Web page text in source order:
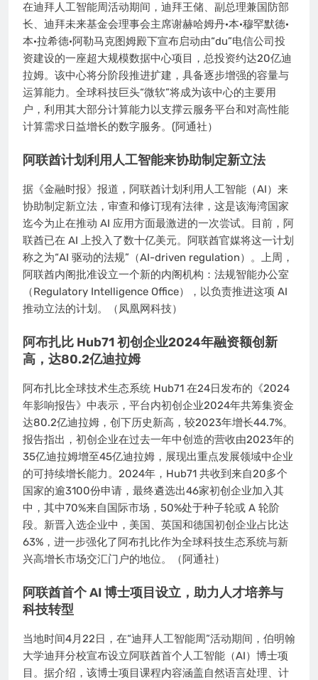
在迪拜人工智能周活动期间，迪拜王储、副总理兼国防部
长、迪拜未来基金会理事会主席谢赫哈姆丹·本·穆罕默德·
本·拉希德·阿勒马克图姆殿下宣布启动由“du”电信公司投
资建设的一座超大规模数据中心项目，总投资约达20亿迪
拉姆。该中心将分阶段推进扩建，具备逐步增强的容量与
运算能力。全球科技巨头“微软”将成为该中心的主要用
户，利用其大部分计算能力以支撑云服务平台和对高性能
计算需求日益增长的数字服务。(阿通社）
阿联酋计划利用人工智能来协助制定新立法
据《金融时报》报道，阿联酋计划利用人工智能（AI）来
协助制定新立法，审查和修订现有法律，这是该海湾国家
迄今为止在推动 AI 应用方面最激进的一次尝试。目前，阿
联酋已在 AI 上投入了数十亿美元。阿联酋官媒将这一计划
称之为“AI 驱动的法规”（AI-driven regulation）。上周，
阿联酋内阁批准设立一个新的内阁机构：法规智能办公室
（Regulatory Intelligence Office），以负责推进这项 AI
推动立法的计划。（凤凰网科技）
阿布扎比 Hub71 初创企业2024年融资额创新
高，达80.2亿迪拉姆
阿布扎比全球技术生态系统 Hub71 在24日发布的《2024
年影响报告》中表示，平台内初创企业2024年共筹集资金
达80.2亿迪拉姆，创下历史新高，较2023年增长44.7%。
报告指出，初创企业在过去一年中创造的营收由2023年的
35亿迪拉姆增至45亿迪拉姆，展现出重点发展领域中企业
的可持续增长能力。2024年，Hub71 共收到来自20多个
国家的逾3100份申请，最终遴选出46家初创企业加入其
中，其中70%来自国际市场，50%处于种子轮或 A 轮阶
段。新晋入选企业中，美国、英国和德国初创企业占比达
63%，进一步强化了阿布扎比作为全球科技生态系统与新
兴高增长市场交汇门户的地位。（阿通社）
阿联酋首个 AI 博士项目设立，助力人才培养与
科技转型
当地时间4月22日，在“迪拜人工智能周”活动期间，伯明翰
大学迪拜分校宣布设立阿联酋首个人工智能（AI）博士项
目。据介绍，该博士项目课程内容涵盖自然语言处理、计